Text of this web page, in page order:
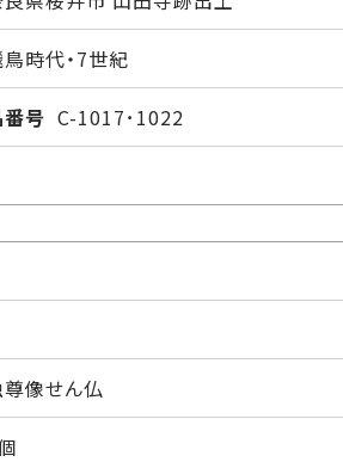
時代・7世紀
番号 C-1017･1022
尊像せん仏